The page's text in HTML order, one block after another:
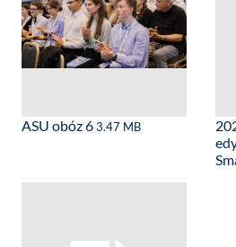
ASU obóz 63.47 MB